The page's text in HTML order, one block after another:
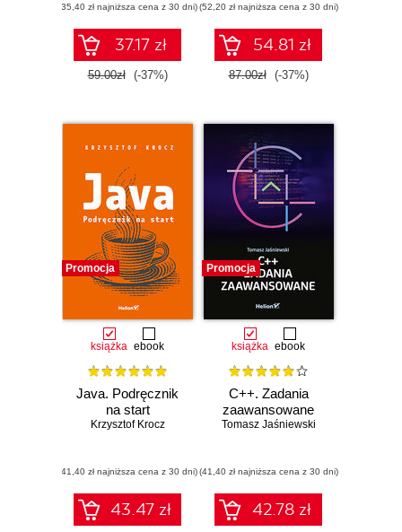
(35,40 zł najniższa cena z 30 dni)
37.17 zł
59.00zł (-37%)
programowania
funkcyjnego
(52,20 zł najniższa cena z 30 dni)
54.81 zł
87.00zł (-37%)
Promocja
książka ebook
Java. Podręcznik
na start
Krzysztof Krocz
(41,40 zł najniższa cena z 30 dni)
43.47 zł
Promocja
książka ebook
C++. Zadania
zaawansowane
Tomasz Jaśniewski
(41,40 zł najniższa cena z 30 dni)
42.78 zł